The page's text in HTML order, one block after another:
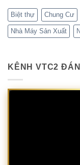
Biệt thự Chung Cư
Nhà Máy Sản Xuất
KÊNH VTC2
Trình